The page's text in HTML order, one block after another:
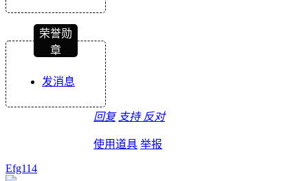
荣誉勋
章
发消息
回复 支持 反对
使用道具 举报
Efg114